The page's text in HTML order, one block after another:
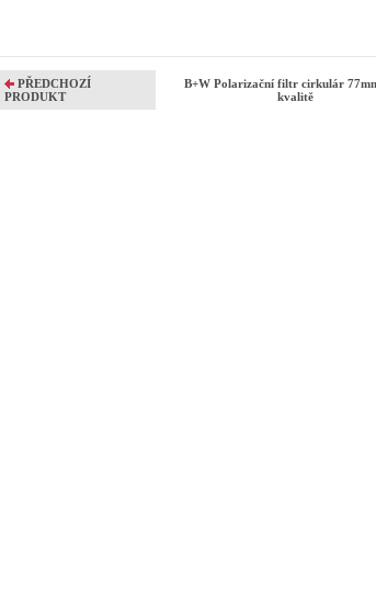
PŘEDCHOZÍ
PRODUKT
B+W Polarizační filtr cirkulár
kvalitě